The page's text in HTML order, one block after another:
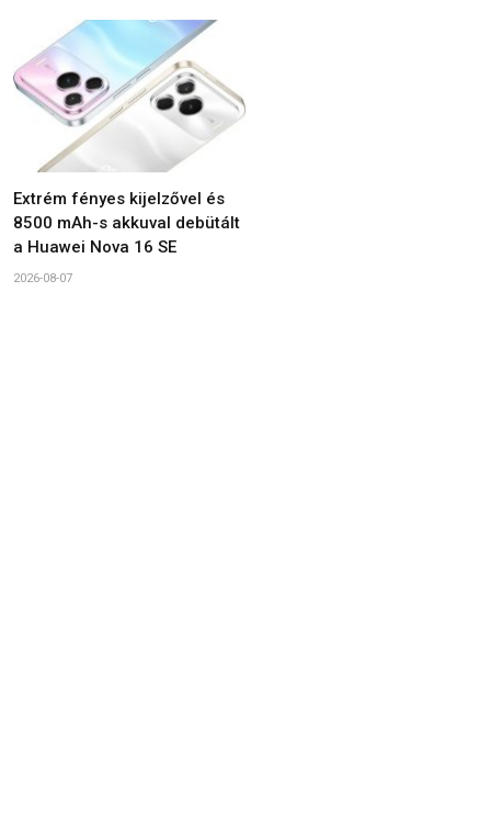
Extrém fényes kijelzővel és
8500 mAh-s akkuval debütált
a Huawei Nova 16 SE
2026-08-07